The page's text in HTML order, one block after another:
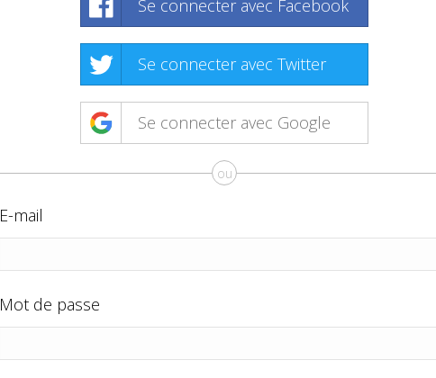
Se connecter avec Facebook
Se connecter avec Twitter
Se connecter avec Google
ou
E-mail
Mot de passe